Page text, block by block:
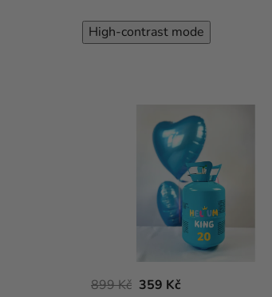
High-contrast mode
899 Kč 359 Kč